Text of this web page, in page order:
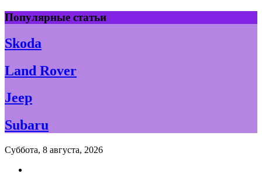
Skip
to
content
Популярные статьи
Skoda
Land Rover
Jeep
Subaru
Суббота, 8 августа, 2026